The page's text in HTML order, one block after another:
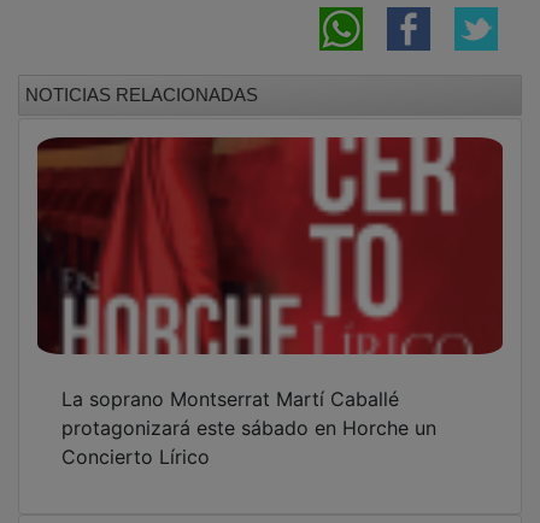
Mañanas de batalla en el mercado y tardes
de leyenda en la Fiesta de Alvar Fáñez que
celebra Horche este sábado